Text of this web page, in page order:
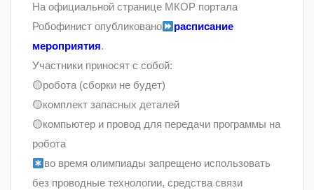
На официальной странице МКОР портала
Робофинист опубликовано
расписание
мероприятия.
Участники приносят с собой:
🟡робота (сборки не будет)
🟡комплект запасных деталей
🟡компьютер и провод для передачи программы на
робота
во время олимпиады запрещено использовать
без проводные технологии, средства связи